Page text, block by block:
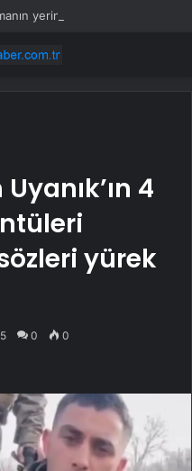
4
yürek
0 0